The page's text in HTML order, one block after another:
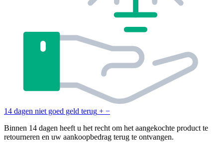
14 dagen niet goed geld terug + −
Binnen 14 dagen heeft u het recht om het aangekochte product te
retourneren en uw aankoopbedrag terug te ontvangen.